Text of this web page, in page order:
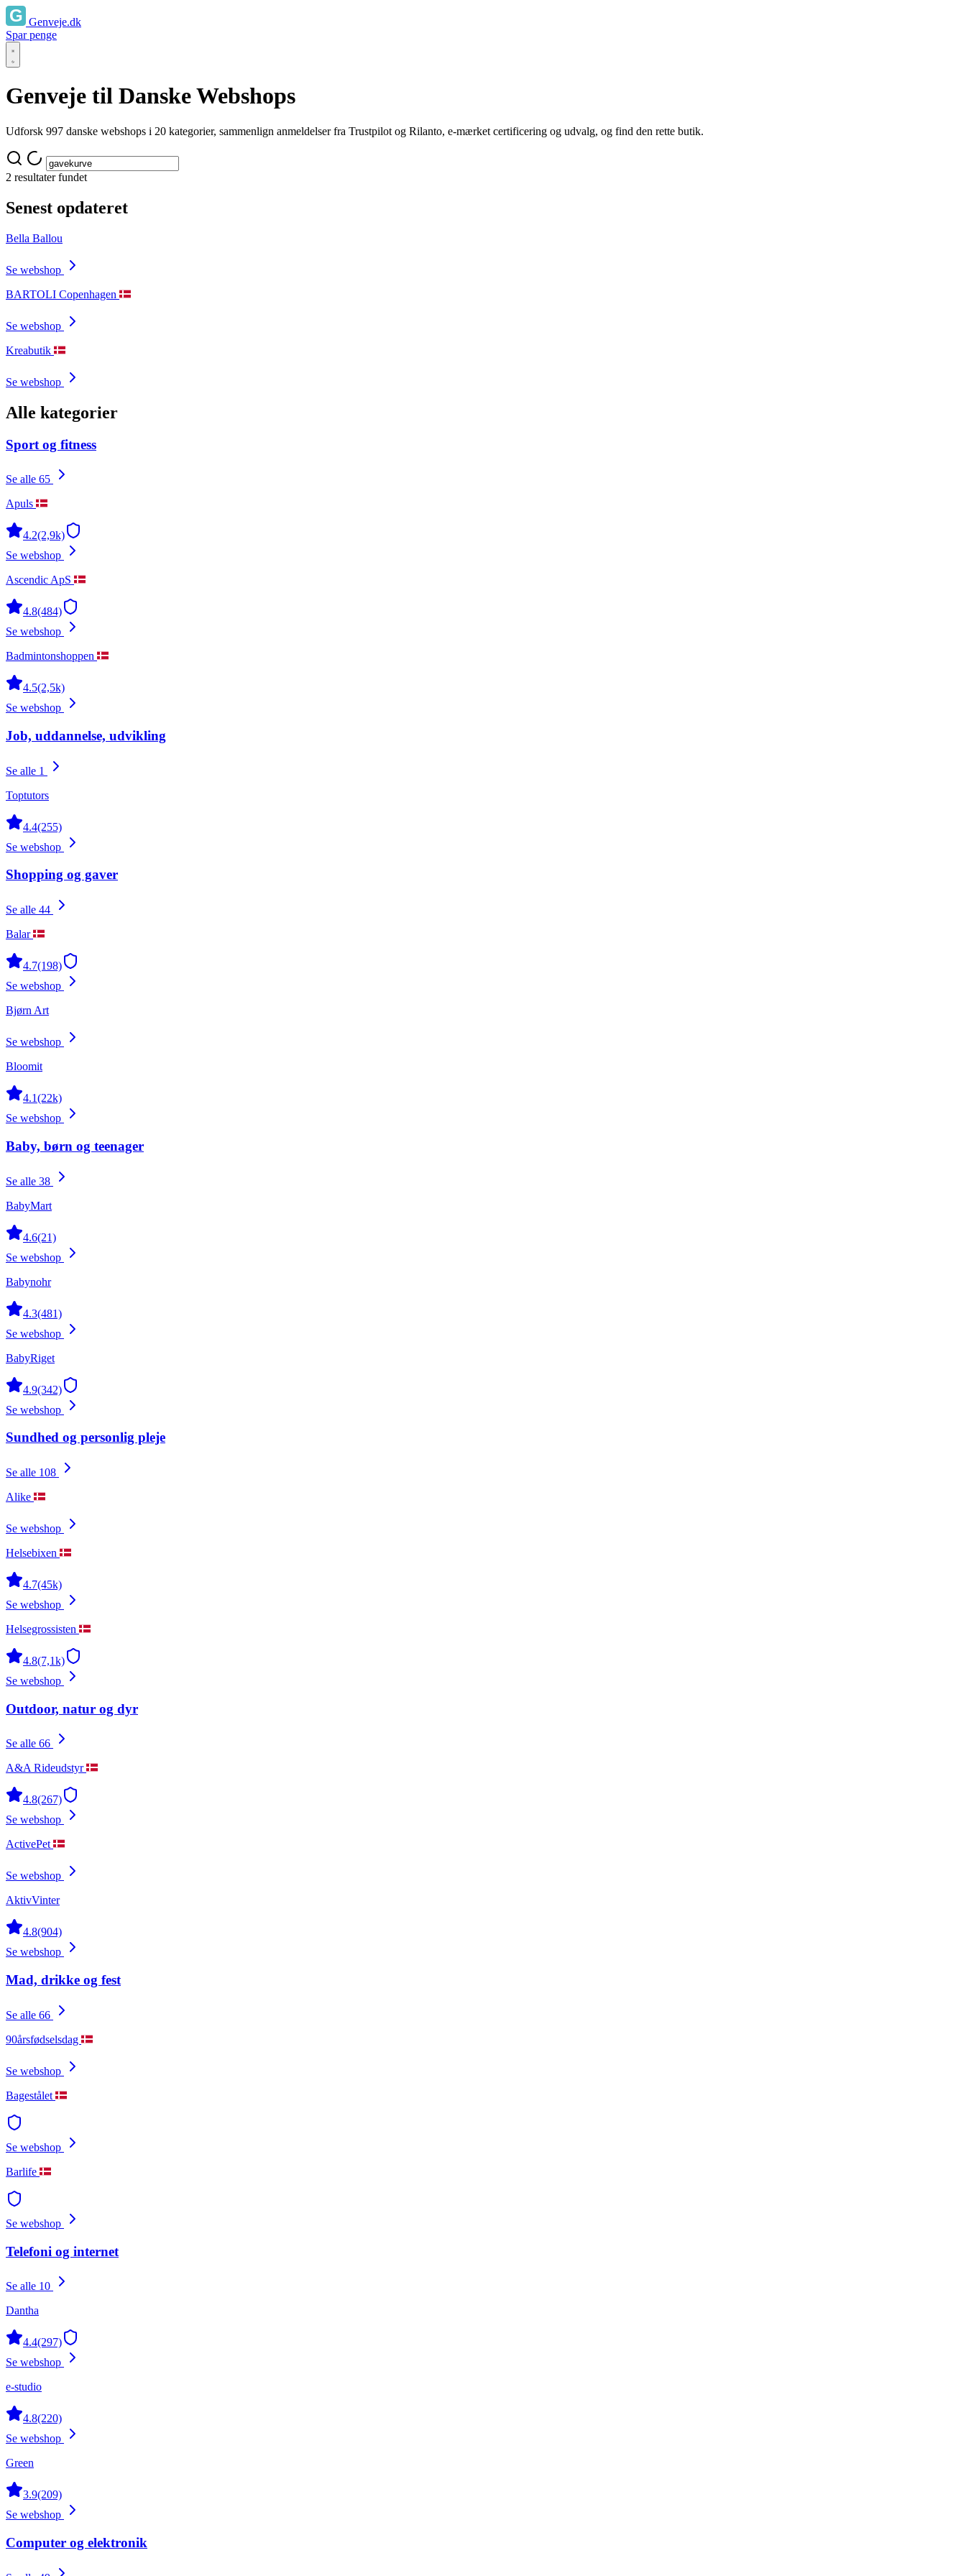
Genveje.dk
Spar penge
Genveje til Danske Webshops
Udforsk 997 danske webshops i 20 kategorier, sammenlign anmeldelser fra Trustpilot og Rilanto, e-mærket certificering og udvalg, og find den rette butik.
2 resultater fundet
Senest opdateret
Bella Ballou
Se webshop
BARTOLI Copenhagen
Se webshop
Kreabutik
Se webshop
Alle kategorier
Sport og fitness
Se alle 65
Apuls
4.2(2,9k)
Se webshop
Ascendic ApS
4.8(484)
Se webshop
Badmintonshoppen
4.5(2,5k)
Se webshop
Job, uddannelse, udvikling
Se alle 1
Toptutors
4.4(255)
Se webshop
Shopping og gaver
Se alle 44
Balar
4.7(198)
Se webshop
Bjørn Art
Se webshop
Bloomit
4.1(22k)
Se webshop
Baby, børn og teenager
Se alle 38
BabyMart
4.6(21)
Se webshop
Babynohr
4.3(481)
Se webshop
BabyRiget
4.9(342)
Se webshop
Sundhed og personlig pleje
Se alle 108
Alike
Se webshop
Helsebixen
4.7(45k)
Se webshop
Helsegrossisten
4.8(7,1k)
Se webshop
Outdoor, natur og dyr
Se alle 66
A&A Rideudstyr
4.8(267)
Se webshop
ActivePet
Se webshop
AktivVinter
4.8(904)
Se webshop
Mad, drikke og fest
Se alle 66
90årsfødselsdag
Se webshop
Bagestålet
Se webshop
Barlife
Se webshop
Telefoni og internet
Se alle 10
Dantha
4.4(297)
Se webshop
e-studio
4.8(220)
Se webshop
Green
3.9(209)
Se webshop
Computer og elektronik